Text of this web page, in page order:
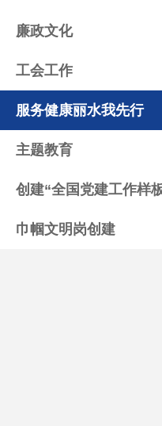
廉政文化
工会工作
服务健康丽水我先行
主题教育
创建“全国党建工作样
巾帼文明岗创建